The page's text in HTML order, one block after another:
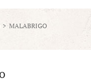
> MALABRIGO